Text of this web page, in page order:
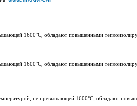
1600°C, обладают повышенными
1600°C, обладают повышенными
не превышающей 1600°C, обладают